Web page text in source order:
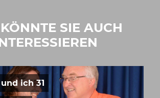
SIE AUCH
ich 31